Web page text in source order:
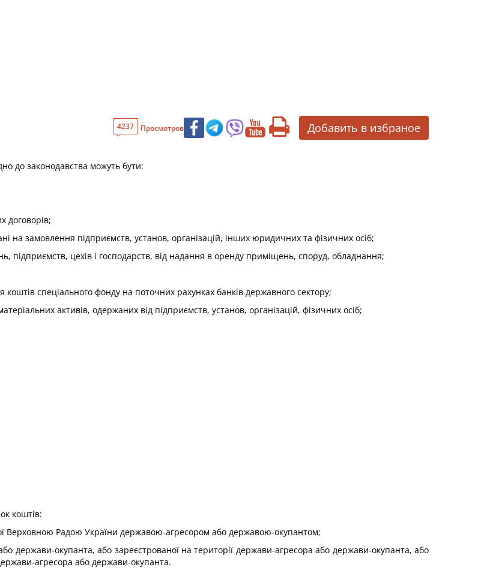
4237 Просмотров Добавить в избраное
до законодавства можуть бути:
договорів;
на замовлення підприємств, установ, організацій, інших юридичних та фізичних осіб;
підприємств, цехів і господарств, від надання в оренду приміщень, споруд, обладнання;
коштів спеціального фонду на поточних рахунках банків державного сектору;
активів, одержаних від підприємств, установ, організацій, фізичних осіб;
коштів:
Верховною Радою України державою-агресором або державою-окупантом;
держави-окупанта, або зареєстрованої на території держави-агресора або держави-окупанта, або
агресора або держави-окупанта.